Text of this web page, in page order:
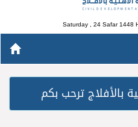
Saturday , 24 Safar 1448
بالأفلاج ترحب بكم